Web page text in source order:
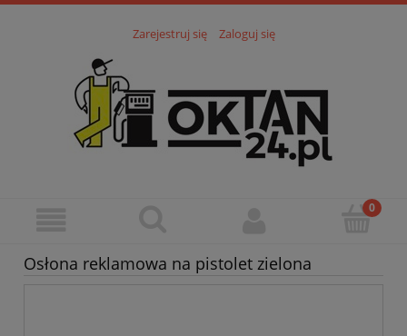
Zarejestruj się Zaloguj się
Osłona reklamowa na pistolet zielona